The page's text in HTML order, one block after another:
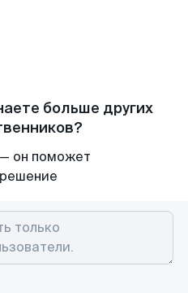
больше других
он поможет